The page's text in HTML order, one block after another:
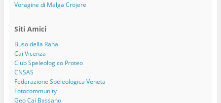
Voragine di Malga Crojere
Siti Amici
Buso della Rana
Cai Vicenza
Club Speleologico Proteo
CNSAS
Federazione Speleologica Veneta
Fotocommunity
Geo Cai Bassano